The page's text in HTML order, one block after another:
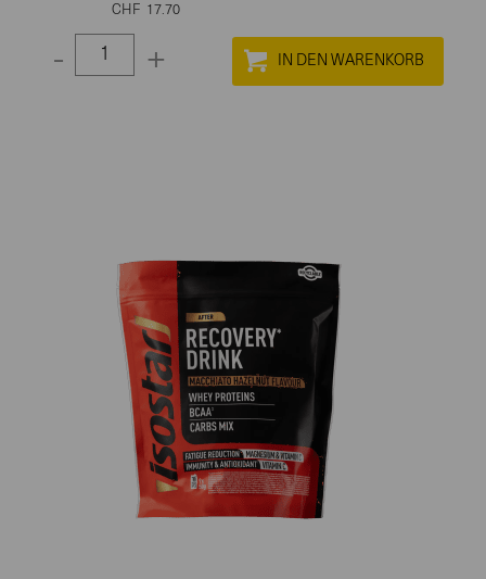
CHF 17.70
- +
Select